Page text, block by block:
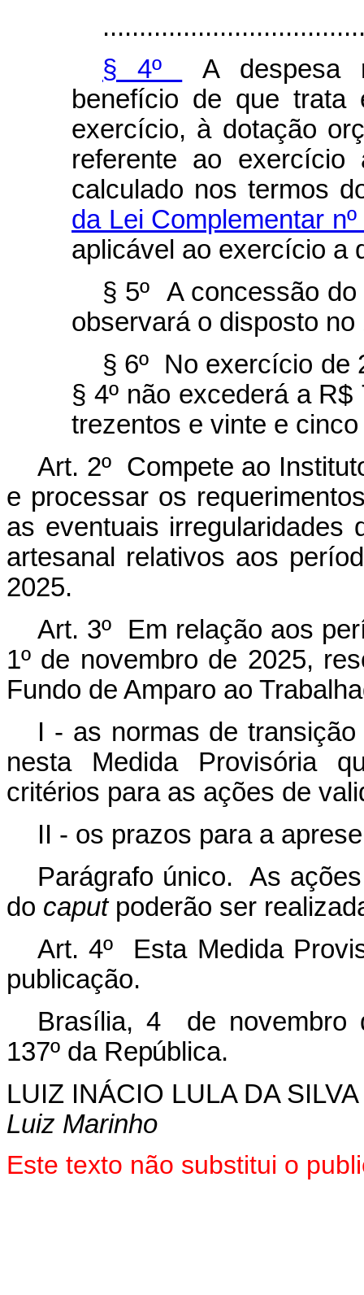
§ 4º
A despesa
benefício de que
exercício, à dotação
referente ao exercício
calculado nos termos
da Lei Complementar
aplicável ao exercício a
§ 5º A concessão
observará o disposto no
§ 6º No exercício de
§ 4º não excederá a
trezentos e vinte e
Art. 2º Compete ao
e processar os
as eventuais irregularidades
artesanal relativos aos
2025.
Art. 3º Em relação aos
1º de novembro de 2025,
Fundo de Amparo ao
I - as normas de
nesta Medida Provisória
critérios para as ações de
II - os prazos para a
Parágrafo único. As
do caputpoderão ser
Art. 4º Esta Medida
publicação.
Brasília, 4 de novembro
137º da República.
LUIZ INÁCIO LULA DA SILVA
Luiz Marinho
Este texto não substitui o